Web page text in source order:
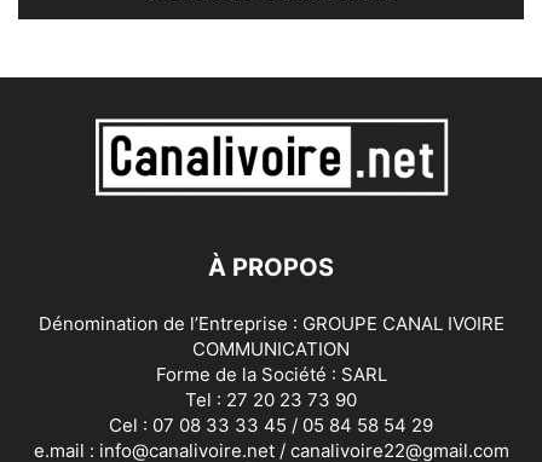
À PROPOS
Dénomination de l’Entreprise : GROUPE CANAL IVOIRE
COMMUNICATION
Forme de la Société : SARL
Tel : 27 20 23 73 90
Cel : 07 08 33 33 45 / 05 84 58 54 29
e.mail : info@canalivoire.net / canalivoire22@gmail.com